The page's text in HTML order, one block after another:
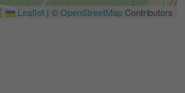
Leaflet | ©OpenStreetMapContributors